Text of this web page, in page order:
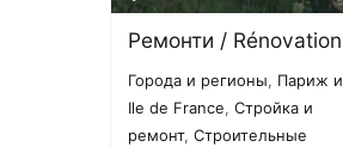
Ремонти / Rénovation
Города и регионы, Париж и
Ile de France,Стройка и
ремонт,Строительные